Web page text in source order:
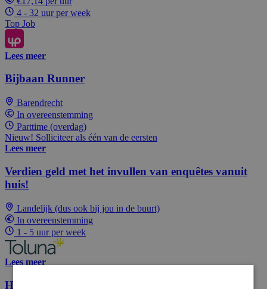
4 - 32 uur per week
Top Job
Lees meer
Bijbaan Runner
Barendrecht
In overeenstemming
Parttime (overdag)
Nieuw! Solliciteer als één van de eersten
Lees meer
Verdien geld met het invullen van enquêtes vanuit
huis!
Landelijk (dus ook bij jou in de buurt)
In overeenstemming
1 - 5 uur per week
Lees meer
Hulpkok